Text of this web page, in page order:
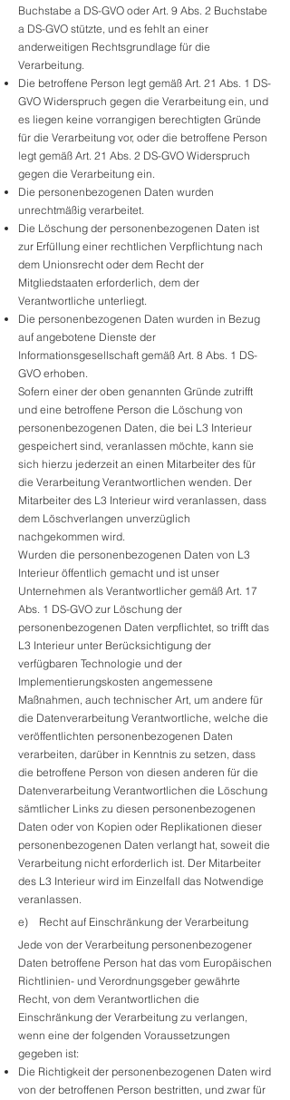
Buchstabe a DS-GVO oder Art. 9 Abs. 2 Buchstabe
a DS-GVO stützte, und es fehlt an einer
anderweitigen Rechtsgrundlage für die
Verarbeitung.
Die betroffene Person legt gemäß Art. 21 Abs. 1 DS-
GVO Widerspruch gegen die Verarbeitung ein, und
es liegen keine vorrangigen berechtigten Gründe
für die Verarbeitung vor, oder die betroffene Person
legt gemäß Art. 21 Abs. 2 DS-GVO Widerspruch
gegen die Verarbeitung ein.
Die personenbezogenen Daten wurden
unrechtmäßig verarbeitet.
Die Löschung der personenbezogenen Daten ist
zur Erfüllung einer rechtlichen Verpflichtung nach
dem Unionsrecht oder dem Recht der
Mitgliedstaaten erforderlich, dem der
Verantwortliche unterliegt.
Die personenbezogenen Daten wurden in Bezug
auf angebotene Dienste der
Informationsgesellschaft gemäß Art. 8 Abs. 1 DS-
GVO erhoben.
Sofern einer der oben genannten Gründe zutrifft
und eine betroffene Person die Löschung von
personenbezogenen Daten, die bei L3 Interieur
gespeichert sind, veranlassen möchte, kann sie
sich hierzu jederzeit an einen Mitarbeiter des für
die Verarbeitung Verantwortlichen wenden. Der
Mitarbeiter des L3 Interieur wird veranlassen, dass
dem Löschverlangen unverzüglich
nachgekommen wird.
Wurden die personenbezogenen Daten von L3
Interieur öffentlich gemacht und ist unser
Unternehmen als Verantwortlicher gemäß Art. 17
Abs. 1 DS-GVO zur Löschung der
personenbezogenen Daten verpflichtet, so trifft das
L3 Interieur unter Berücksichtigung der
verfügbaren Technologie und der
Implementierungskosten angemessene
Maßnahmen, auch technischer Art, um andere für
die Datenverarbeitung Verantwortliche, welche die
veröffentlichten personenbezogenen Daten
verarbeiten, darüber in Kenntnis zu setzen, dass
die betroffene Person von diesen anderen für die
Datenverarbeitung Verantwortlichen die Löschung
sämtlicher Links zu diesen personenbezogenen
Daten oder von Kopien oder Replikationen dieser
personenbezogenen Daten verlangt hat, soweit die
Verarbeitung nicht erforderlich ist. Der Mitarbeiter
des L3 Interieur wird im Einzelfall das Notwendige
veranlassen.
e) Recht auf Einschränkung der Verarbeitung
Jede von der Verarbeitung personenbezogener
Daten betroffene Person hat das vom Europäischen
Richtlinien- und Verordnungsgeber gewährte
Recht, von dem Verantwortlichen die
Einschränkung der Verarbeitung zu verlangen,
wenn eine der folgenden Voraussetzungen
gegeben ist:
Die Richtigkeit der personenbezogenen Daten wird
von der betroffenen Person bestritten, und zwar für